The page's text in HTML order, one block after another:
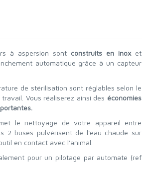
à aspersion sont construits en inoxet
automatique grâce à un capteur
de stérilisation sont réglables selon le
Vous réaliserez ainsi des économies
le nettoyage de votre appareil entre
2 buses pulvérisent de l'eau chaude sur
en contact avec l'animal.
pour un pilotage par automate (ref